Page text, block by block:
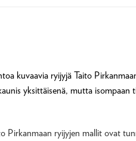
kuvaavia ryijyjä Taito
yksittäisenä, mutta isompaan
Pirkanmaan ryijyjen mallit ovat